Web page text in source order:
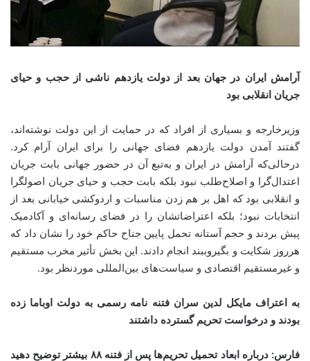
آرامش ایران در جهان بعد از دولت یازدهم ناشی از حجب و حیای
جریان انقلابی بود
وزیرخارجه و بسیاری از افراد که در حمایت از این دولت نوشته‌اند،
گفتند آمدن دولت یازدهم فضای جهانی را برای ایران آرام کرد.
درحالی‌که آرامش در ایران و به‌تبع آن در حضور جهانی بابت جریان
اعتدال‌گرا و اصلاح‌طلب نبود بلکه بابت حجب و حیای جریان اصولگرا
و انقلابی بود که اهل بر هم زدن مناسبات و اردوکشی خیابانی بعد از
انتخابات نبود؛ بلکه اعتراضاتشان را در فضای رسانه‌ای و آکادمیک
پیش بردند و حجم آستانه تحمل پایین جناح حاکم خود را نشان داد که
هرروز شکایت و بگیروببند انجام دادند. این بخش تأثیر مخرب مستقیم
و غیرمستقیم اقتصادی و سیاست‌های بین‌المللی موردنظر بود.
به اعتراف مایکل لدین سران فتنه نامه رسمی به دولت اوباما زده
بودند و درخواست تحریم گسترده داشتند
فارس: درباره ابعاد تحمیل تحریم‌‌ها پس از فتنه۸۸ بیشتر توضیح دهید